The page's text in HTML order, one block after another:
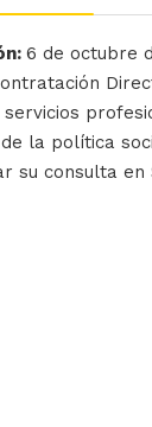
6 de octubre
la política
su consulta en